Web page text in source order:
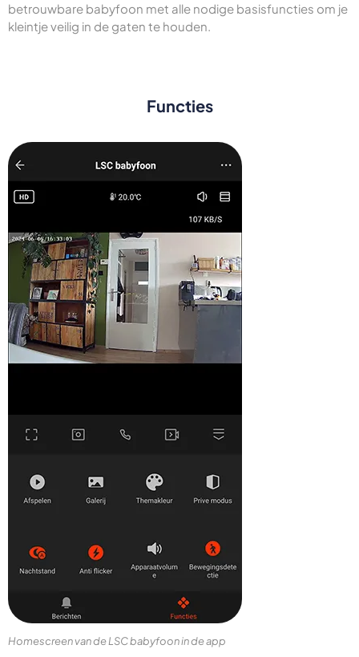
betrouwbare babyfoon met alle nodige basisfuncties om je
kleintje veilig in de gaten te houden.
Functies
Homescreen van de LSC babyfoon in de app